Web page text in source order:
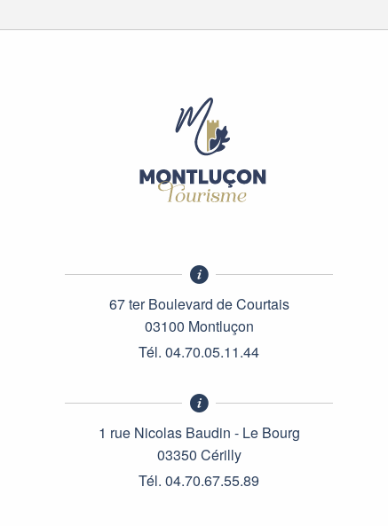
67 ter Boulevard de Courtais
03100 Montluçon
Tél. 04.70.05.11.44
1 rue Nicolas Baudin - Le Bourg
03350 Cérilly
Tél. 04.70.67.55.89